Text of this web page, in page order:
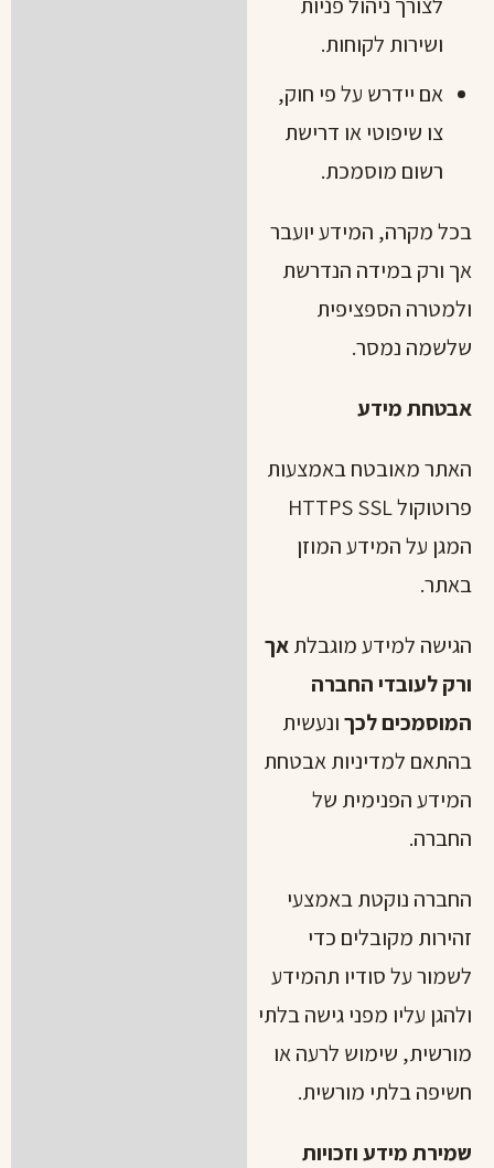
ושירות לקוחות.
אם יידרש על פי חוק,
צו שיפוטי או דרישת
רשום מוסמכת.
בכל מקרה, המידע יועבר
אך ורק במידה הנדרשת
ולמטרה הספציפית
שלשמה נמסר.
אבטחת מידע
האתר מאובטח באמצעות
פרוטוקול HTTPS SSL
המגן על המידע המוזן
באתר.
הגישה למידע מוגבלתאך
ורק לעובדי החברה
המוסמכים לכךונעשית
בהתאם למדיניות אבטחת
המידע הפנימית של
החברה.
החברה נוקטת באמצעי
זהירות מקובלים כדי
לשמור על סודיו תהמידע
ולהגן עליו מפני גישה בלתי
מורשית, שימוש לרעה או
חשיפה בלתי מורשית.
שמירת מידע וזכויות